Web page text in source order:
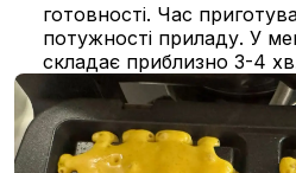
готовності. Час
потужності приладу. У
складає приблизно 3-4